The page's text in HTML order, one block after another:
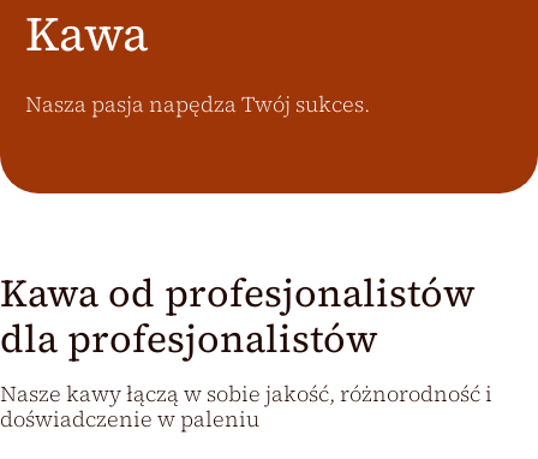
Kawa
Nasza pasja napędza Twój sukces.
Kawa od profesjonalistów
dla profesjonalistów
Nasze kawy łączą w sobie jakość, różnorodność i
doświadczenie w paleniu